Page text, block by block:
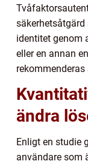
identitet genom
eller en annan
rekommenderas
ändra
Enligt en studie
användare som